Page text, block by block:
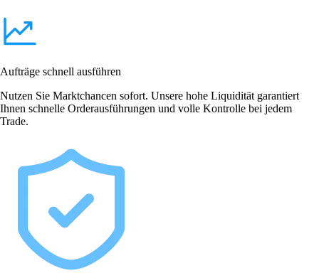
Aufträge schnell ausführen
Nutzen Sie Marktchancen sofort. Unsere hohe Liquidität garantiert
Ihnen schnelle Orderausführungen und volle Kontrolle bei jedem
Trade.